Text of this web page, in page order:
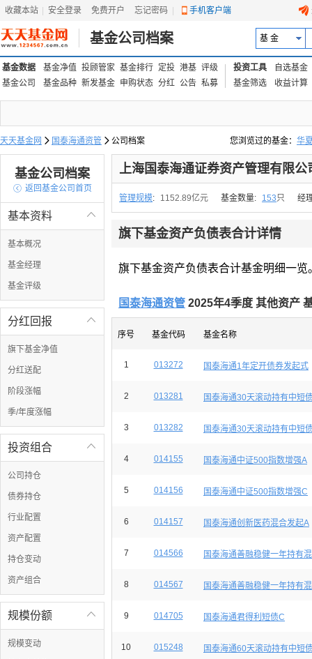
收藏本站 安全登录 免费开户 忘记密码 手机客户端
基金公司档案 基 金
基金数据 基金净值 投顾管家 基金排行 定投 港基 评级
基金公司
基金品种 新发基金 申购状态 分红 公告 私募
投资工具
自选基金
基金筛选
收益计算
天天基金网  国泰海通资管  公司档案 您浏览过的基金： 华
易方达上证中盘ETF联
基金公司档案
 返回基金公司首页

基本资料
基本概况
基金经理
基金评级

分红回报
旗下基金净值
分红送配
阶段涨幅
季/年度涨幅

投资组合
公司持仓
债券持仓
行业配置
资产配置
持仓变动
资产组合

规模份额
规模变动
上海国泰海通证券资产管理有限公
管理规模: 1152.89亿元 基金数量: 153只 经
旗下基金资产负债表合计详情
旗下基金资产负债表合计基金明细一览
国泰海通资管 2025年4季度 其他资产
序号 基金代码 基金名称
1 013272 国泰海通1年定开债券发起式
2 013281 国泰海通30天滚动持有中短
3 013282 国泰海通30天滚动持有中短
4 014155 国泰海通中证500指数增强A
5 014156 国泰海通中证500指数增强C
6 014157 国泰海通创新医药混合发起A
7 014566 国泰海通善融稳健一年持有
8 014567 国泰海通善融稳健一年持有
9 014705 国泰海通君得利短债C
10 015248 国泰海通60天滚动持有中短